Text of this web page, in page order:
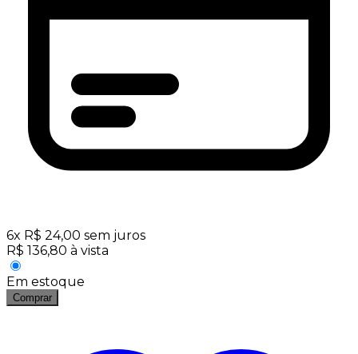
6x R$ 24,00 sem juros
R$ 136,80 à vista
Em estoque
Comprar